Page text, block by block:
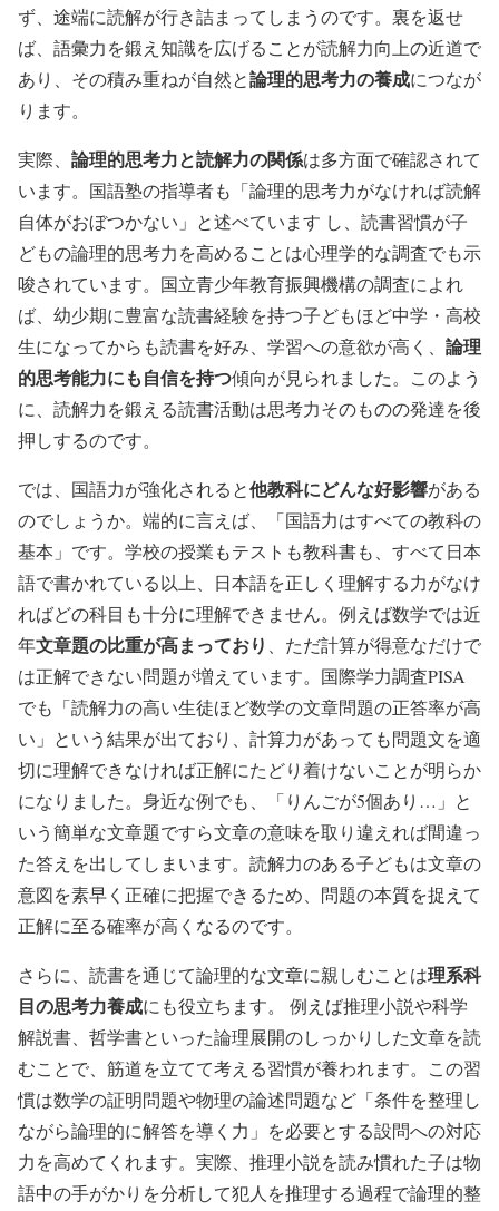
ず、途端に読解が行き詰まってしまうのです。裏を返せ
ば、語彙力を鍛え知識を広げることが読解力向上の近道で
あり、その積み重ねが自然と論理的思考力の養成につなが
ります。
実際、 論理的思考力と読解力の関係は多方面で確認されて
います。国語塾の指導者も「論理的思考力がなければ読解
自体がおぼつかない」と述べています し、読書習慣が子
どもの論理的思考力を高めることは心理学的な調査でも示
唆されています。国立青少年教育振興機構の調査によれ
ば、幼少期に豊富な読書経験を持つ子どもほど中学・高校
生になってからも読書を好み、学習への意欲が高く、 論理
的思考能力にも自信を持つ傾向が見られました。このよう
に、読解力を鍛える読書活動は思考力そのものの発達を後
押しするのです。
では、国語力が強化されると他教科にどんな好影響がある
のでしょうか。端的に言えば、「国語力はすべての教科の
基本」です。学校の授業もテストも教科書も、すべて日本
語で書かれている以上、日本語を正しく理解する力がなけ
ればどの科目も十分に理解できません。例えば数学では近
年文章題の比重が高まっており 、ただ計算が得意なだけで
は正解できない問題が増えています。国際学力調査PISA
でも「読解力の高い生徒ほど数学の文章問題の正答率が高
い」という結果が出ており、計算力があっても問題文を適
切に理解できなければ正解にたどり着けないことが明らか
になりました。身近な例でも、「りんごが5個あり…」と
いう簡単な文章題ですら文章の意味を取り違えれば間違っ
た答えを出してしまいます。読解力のある子どもは文章の
意図を素早く正確に把握できるため、問題の本質を捉えて
正解に至る確率が高くなるのです。
さらに、読書を通じて論理的な文章に親しむことは理系科
目の思考力養成にも役立ちます。 例えば推理小説や科学
解説書、哲学書といった論理展開のしっかりした文章を読
むことで、筋道を立てて考える習慣が養われます。この習
慣は数学の証明問題や物理の論述問題など「条件を整理し
ながら論理的に解答を導く力」を必要とする設問への対応
力を高めてくれます。実際、推理小説を読み慣れた子は物
語中の手がかりを分析して犯人を推理する過程で論理的整